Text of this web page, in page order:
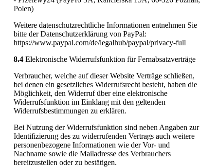
Polen)
Weitere datenschutzrechtliche Informationen entnehmen Sie
bitte der Datenschutzerklärung von PayPal:
https://www.paypal.com/de/legalhub/paypal/privacy-full
8.4 Elektronische Widerrufsfunktion für Fernabsatzverträge
Verbraucher, welche auf dieser Website Verträge schließen,
bei denen ein gesetzliches Widerrufsrecht besteht, haben die
Möglichkeit, den Widerruf über eine elektronische
Widerrufsfunktion im Einklang mit den geltenden
Widerrufsbestimmungen zu erklären.
Bei Nutzung der Widerrufsfunktion sind neben Angaben zur
Identifizierung des zu widerrufenden Vertrags auch weitere
personenbezogene Informationen wie der Vor- und
Nachname sowie die Mailadresse des Verbrauchers
bereitzustellen oder zu bestätigen.